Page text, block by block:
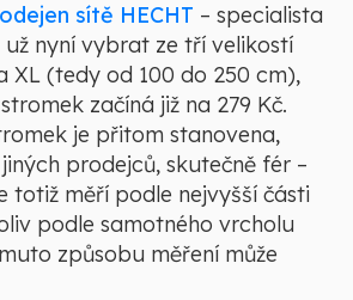
sítě HECHT – specialista
už nyní vybrat ze tří velikostí
XL (tedy od 100 do 250 cm),
začíná již na 279 Kč.
je přitom stanovena,
prodejců, skutečně fér –
totiž měří podle nejvyšší části
podle samotného vrcholu
způsobu měření může